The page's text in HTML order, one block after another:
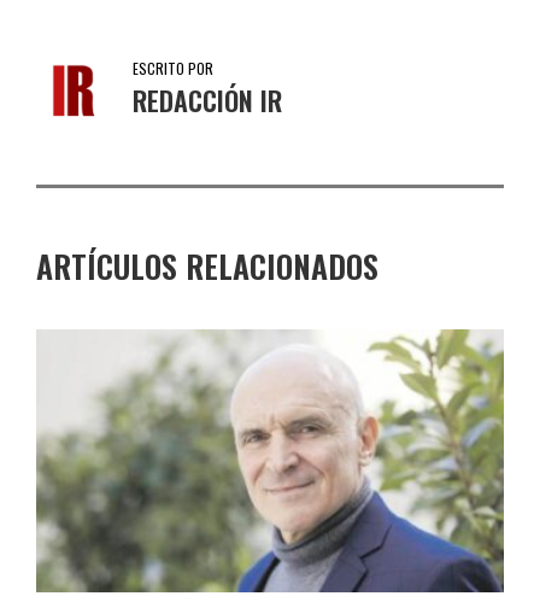
ESCRITO POR
REDACCIÓN IR
ARTÍCULOS RELACIONADOS